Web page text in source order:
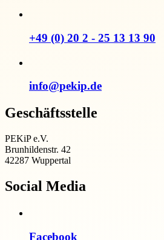
+49 (0) 20 2 - 25 13 13 90
info@pekip.de
Geschäftsstelle
PEKiP e.V.
Brunhildenstr. 42
42287 Wuppertal
Social Media
Facebook